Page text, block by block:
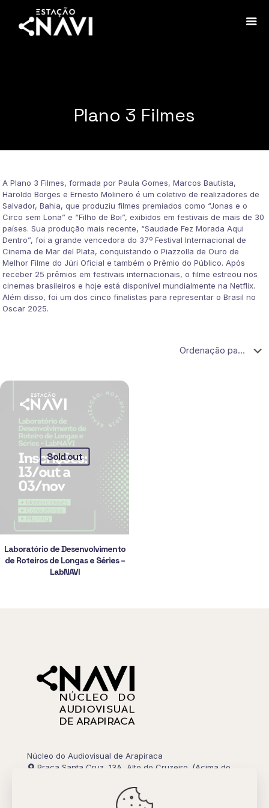
Plano 3 Filmes
A Plano 3 Filmes, formada por Paula Gomes, Marcos Bautista,
Haroldo Borges e Ernesto Molinero é um coletivo de realizadores de
Salvador, Bahia, que produziu filmes premiados como “Jonas e o
Circo sem Lona” e “Filho de Boi”, exibidos em festivais de mais de 30
países. Sua produção mais recente, “Saudade Fez Morada Aqui
Dentro”, foi a grande vencedora do 37º Festival Internacional de
Cinema de Mar del Plata, conquistando o Piazzolla de Ouro de
Melhor Filme do Júri Oficial e também o Prêmio do Público. Após
receber 25 prêmios em festivais internacionais, o filme estreou nos
cinemas brasileiros e hoje está disponível mundialmente na Netflix.
Além disso, foi um dos cinco finalistas para representar o Brasil no
Oscar 2025.
Sold out
Laboratório de Desenvolvimento
de Roteiros de Longas e Séries –
LabNAVI
Núcleo do Audiovisual de Arapiraca
Praça Santa Cruz, 13A, Alto do Cruzeiro. (Acima do